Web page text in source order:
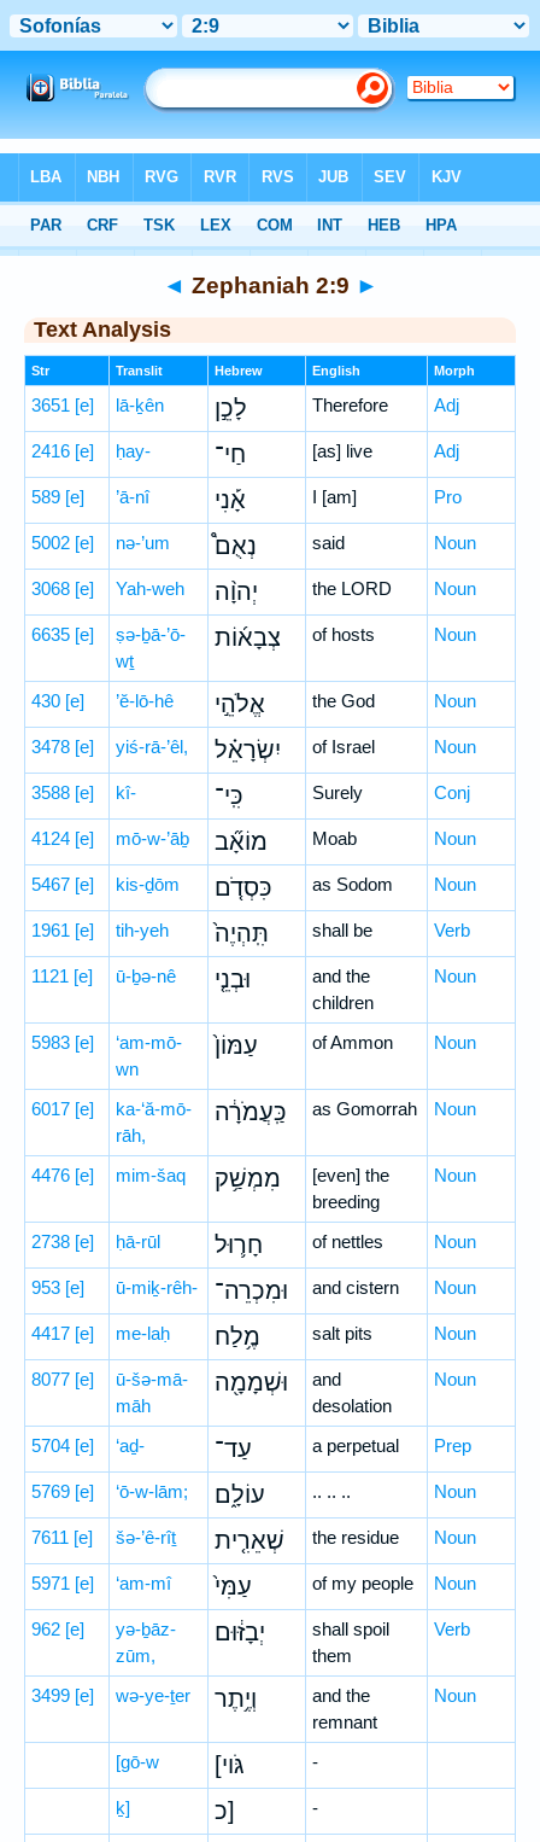
Hebrew> Zephaniah 2:9
◄ Zephaniah 2:9 ►
Text Analysis
Str Translit Hebrew English Morph
3651 [e] lā-ḵên לָכֵ֣ן Therefore Adj
2416 [e] ḥay- חַי־ [as] live Adj
589 [e] ’ā-nî אָ֡נִי I [am] Pro
5002 [e] nə-’um נְאֻם֩ said Noun
3068 [e] Yah-weh יְהוָ֨ה the LORD Noun
6635 [e]
ṣə-ḇā-’ō-
wṯ
צְבָא֜וֹת of hosts Noun
430 [e] ’ĕ-lō-hê אֱלֹהֵ֣י the God Noun
3478 [e] yiś-rā-’êl, יִשְׂרָאֵ֗ל of Israel Noun
3588 [e] kî- כִּֽי־ Surely Conj
4124 [e] mō-w-’āḇ מוֹאָ֞ב Moab Noun
5467 [e] kis-ḏōm כִּסְדֹ֤ם as Sodom Noun
1961 [e] tih-yeh תִּֽהְיֶה֙ shall be Verb
1121 [e] ū-ḇə-nê וּבְנֵ֤י
and the
children
Noun
5983 [e]
‘am-mō-
wn
עַמּוֹן֙ of Ammon Noun
6017 [e]
ka-‘ă-mō-
rāh,
כַּֽעֲמֹרָ֔ה as Gomorrah Noun
4476 [e] mim-šaq מִמְשַׁ֥ק
[even] the
breeding
Noun
2738 [e] ḥā-rūl חָר֛וּל of nettles Noun
953 [e] ū-miḵ-rêh- וּמִכְרֵה־ and cistern Noun
4417 [e] me-laḥ מֶ֥לַח salt pits Noun
8077 [e]
ū-šə-mā-
māh
וּשְׁמָמָ֖ה
and
desolation
Noun
5704 [e] ‘aḏ- עַד־ a perpetual Prep
5769 [e] ‘ō-w-lām; עוֹלָ֑ם .. .. .. Noun
7611 [e] šə-’ê-rîṯ שְׁאֵרִ֤ית the residue Noun
5971 [e] ‘am-mî עַמִּי֙ of my people Noun
962 [e]
yə-ḇāz-
zūm,
יְבָזּ֔וּם
shall spoil
them
Verb
3499 [e] wə-ye-ṯer וְיֶ֥תֶר
and the
remnant
Noun
[gō-w [גֹּוי -
ḵ] כ] -